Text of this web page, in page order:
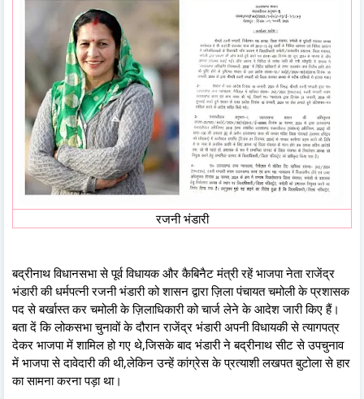
रजनी भंडारी
बद्रीनाथ विधानसभा से पूर्व विधायक और कैबिनैट मंत्री रहें भाजपा नेता राजेंद्र
भंडारी की धर्मपत्नी रजनी भंडारी को शासन द्वारा ज़िला पंचायत चमोली के प्रशासक
पद से बर्खास्त कर चमोली के ज़िलाधिकारी को चार्ज लेने के आदेश जारी किए हैं।
बता दें कि लोकसभा चुनावों के दौरान राजेंद्र भंडारी अपनी विधायकी से त्यागपत्र
देकर भाजपा में शामिल हो गए थे,जिसके बाद भंडारी ने बद्रीनाथ सीट से उपचुनाव
में भाजपा से दावेदारी की थी,लेकिन उन्हें कांग्रेस के प्रत्याशी लखपत बुटोला से हार
का सामना करना पड़ा था।